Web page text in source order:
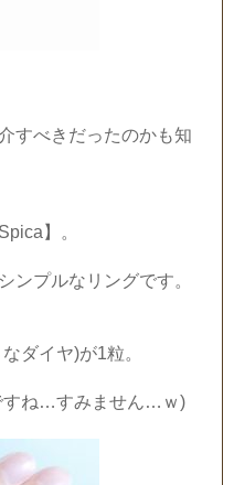
すべきだったのかも知
】。
ンプルなリングです。
ダイヤ)が1粒。
すね…すみません…ｗ)